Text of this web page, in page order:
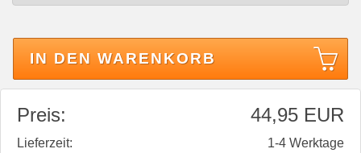
IN DEN WARENKORB
Preis: 44,95 EUR
Lieferzeit:
1-4 Werktage